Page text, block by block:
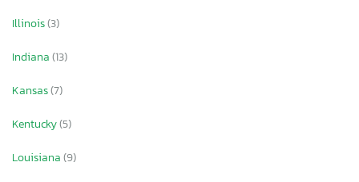
Illinois(3)
Indiana(13)
Kansas(7)
Kentucky(5)
Louisiana(9)